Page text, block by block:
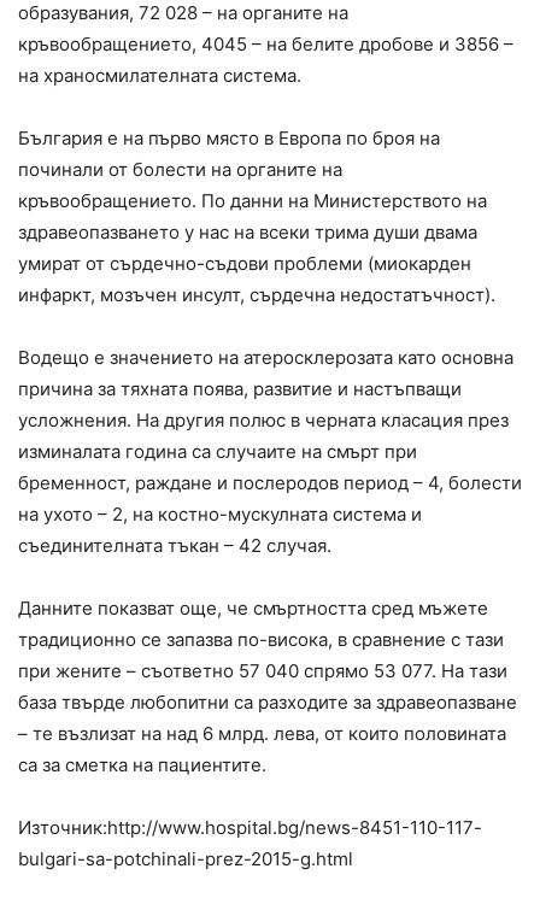
образувания, 72 028 – на органите на
кръвообращението, 4045 – на белите дробове и 3856 –
на храносмилателната система.
България е на първо място в Европа по броя на
починали от болести на органите на
кръвообращението. По данни на Министерството на
здравеопазването у нас на всеки трима души двама
умират от сърдечно-съдови проблеми (миокарден
инфаркт, мозъчен инсулт, сърдечна недостатъчност).
Водещо е значението на атеросклерозата като основна
причина за тяхната поява, развитие и настъпващи
усложнения. На другия полюс в черната класация през
изминалата година са случаите на смърт при
бременност, раждане и послеродов период – 4, болести
на ухото – 2, на костно-мускулната система и
съединителната тъкан – 42 случая.
Данните показват още, че смъртността сред мъжете
традиционно се запазва по-висока, в сравнение с тази
при жените – съответно 57 040 спрямо 53 077. На тази
база твърде любопитни са разходите за здравеопазване
– те възлизат на над 6 млрд. лева, от които половината
са за сметка на пациентите.
Източник:http://www.hospital.bg/news-8451-110-117-
bulgari-sa-potchinali-prez-2015-g.html